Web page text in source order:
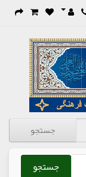
جستجو
جستجو